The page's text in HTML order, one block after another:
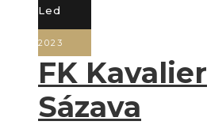
Led
2023
FK Kavalier
Sázava